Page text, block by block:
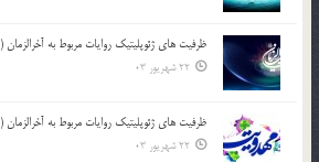
ظرفیت های ژئوپلیتیک روایات مربوط به آخرالزمان (1)
22 شهریور 03
ظرفیت های ژئوپلیتیک روایات مربوط به آخرالزمان (2)
22 شهریور 03